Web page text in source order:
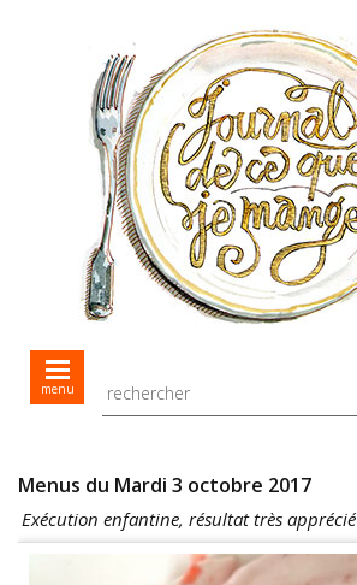
menu
Mes menus jour après jour
Mes recettes de saison
Menus du Mardi 3 octobre 2017
Exécution enfantine, résultat très apprécié